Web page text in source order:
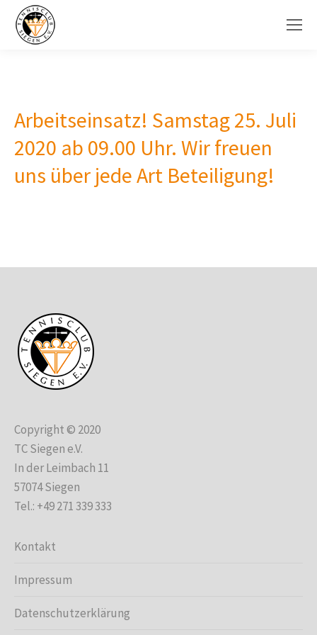
Arbeitseinsatz! Samstag 25. Juli
2020 ab 09.00 Uhr. Wir freuen
uns über jede Art Beteiligung!
Copyright © 2020
TC Siegen e.V.
In der Leimbach 11
57074 Siegen
Tel.: +49 271 339 333
Kontakt
Impressum
Datenschutzerklärung